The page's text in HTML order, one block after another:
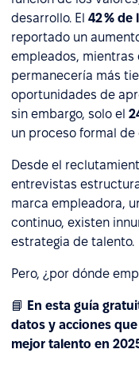
desarrollo. El 42 %
reportado un
empleados, mientras
permanecería más
oportunidades de
sin embargo, solo el
un proceso formal
Desde el
entrevistas
marca empleadora,
continuo, existen
estrategia de talento.
Pero, ¿por dónde
📘 En esta guía
datos y acciones
mejor talento en